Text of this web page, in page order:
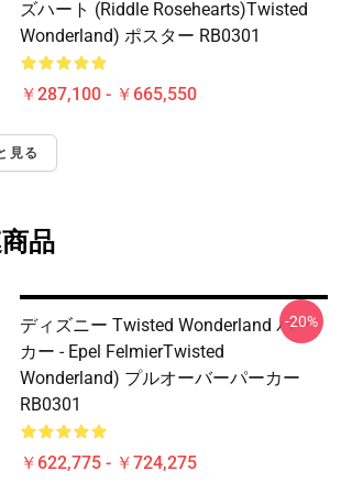
ズハート (Riddle Rosehearts)Twisted
Wonderland) ポスター RB0301
￥287,100 - ￥665,550
見る
品
ディズニー Twisted Wonderland パー
カー - Epel FelmierTwisted
Wonderland) プルオーバーパーカー
RB0301
￥622,775 - ￥724,275
-20%